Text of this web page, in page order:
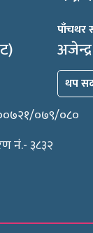
पाँचथर
थप
०७९/०८०
नं.- ३८३२